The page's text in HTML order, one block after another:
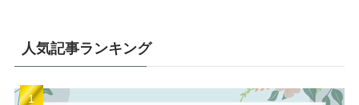
人気記事ランキング